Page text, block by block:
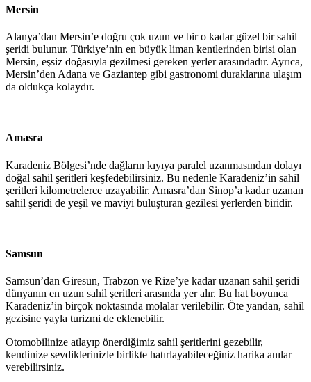
Mersin
Alanya’dan Mersin’e doğru çok uzun ve bir o kadar güzel bir sahil
şeridi bulunur. Türkiye’nin en büyük liman kentlerinden birisi olan
Mersin, eşsiz doğasıyla gezilmesi gereken yerler arasındadır. Ayrıca,
Mersin’den Adana ve Gaziantep gibi gastronomi duraklarına ulaşım
da oldukça kolaydır.
Amasra
Karadeniz Bölgesi’nde dağların kıyıya paralel uzanmasından dolayı
doğal sahil şeritleri keşfedebilirsiniz. Bu nedenle Karadeniz’in sahil
şeritleri kilometrelerce uzayabilir. Amasra’dan Sinop’a kadar uzanan
sahil şeridi de yeşil ve maviyi buluşturan gezilesi yerlerden biridir.
Samsun
Samsun’dan Giresun, Trabzon ve Rize’ye kadar uzanan sahil şeridi
dünyanın en uzun sahil şeritleri arasında yer alır. Bu hat boyunca
Karadeniz’in birçok noktasında molalar verilebilir. Öte yandan, sahil
gezisine yayla turizmi de eklenebilir.
Otomobilinize atlayıp önerdiğimiz sahil şeritlerini gezebilir,
kendinize sevdiklerinizle birlikte hatırlayabileceğiniz harika anılar
verebilirsiniz.